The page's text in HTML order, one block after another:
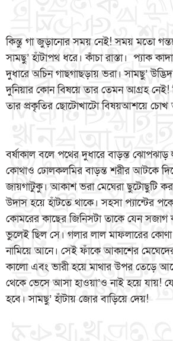
কিন্তু গা জুড়ানোর সময় নেই! সময় মতো
সামছু’ হাঁটাপথ ধরে। কাঁচা রাস্তা। প্যাক
দুধারে অচিন গাছগাছড়ায় ভরা। সামছু’
দুনিয়ার কোন বিষয়ে তার তেমন আগ্রহ
তার প্রকৃতির ছোটোখাটো বিষয়আশয়ে
বর্ষাকাল বলে পথের দুধারে বাড়ন্ত
কোথাও ঢোলকলমির বাড়ন্ত শরীর আটকে
জায়গাটুকু। আকাশ ভরা মেঘেরা ছুটোছুটি
উদাস হয়ে হাঁটতে থাকে। সহসা প্যান্টের
কোমরের কাছের জিনিসটা তাকে যেন সজাগ
ভুলেই ছিল সে। গলার লাল মাফলারের
নামিয়ে আনে। সেই ফাঁকে আকাশের
কালো এবং ভারী হয়ে মাথার উপর তেড়ে
থেকে ভেসে আসা হাওয়া’ও নাই হয়ে যায়!
হবে। সামছু’ হাঁটায় জোর বাড়িয়ে দেয়!